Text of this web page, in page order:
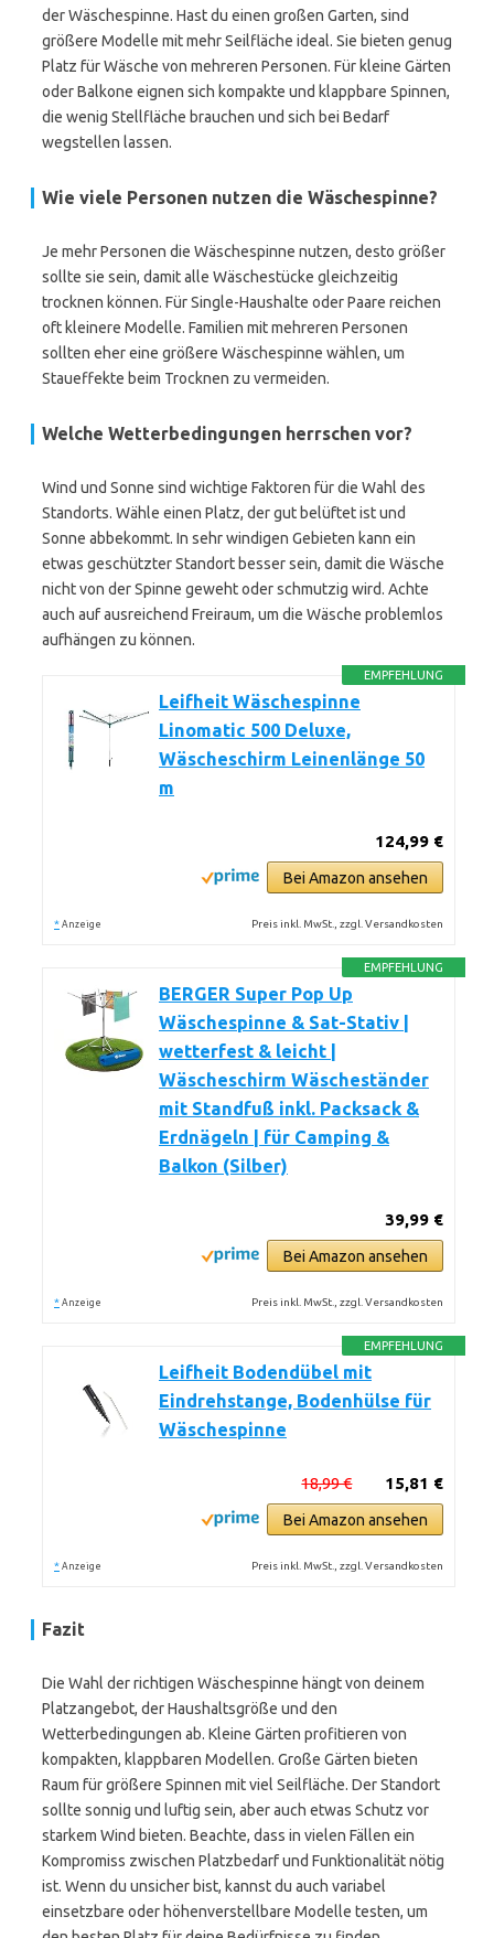
der Wäschespinne. Hast du einen großen Garten, sind
größere Modelle mit mehr Seilfläche ideal. Sie bieten genug
Platz für Wäsche von mehreren Personen. Für kleine Gärten
oder Balkone eignen sich kompakte und klappbare Spinnen,
die wenig Stellfläche brauchen und sich bei Bedarf
wegstellen lassen.
Wie viele Personen nutzen die Wäschespinne?
Je mehr Personen die Wäschespinne nutzen, desto größer
sollte sie sein, damit alle Wäschestücke gleichzeitig
trocknen können. Für Single-Haushalte oder Paare reichen
oft kleinere Modelle. Familien mit mehreren Personen
sollten eher eine größere Wäschespinne wählen, um
Staueffekte beim Trocknen zu vermeiden.
Welche Wetterbedingungen herrschen vor?
Wind und Sonne sind wichtige Faktoren für die Wahl des
Standorts. Wähle einen Platz, der gut belüftet ist und
Sonne abbekommt. In sehr windigen Gebieten kann ein
etwas geschützter Standort besser sein, damit die Wäsche
nicht von der Spinne geweht oder schmutzig wird. Achte
auch auf ausreichend Freiraum, um die Wäsche problemlos
aufhängen zu können.
EMPFEHLUNG
Leifheit Wäschespinne
Linomatic 500 Deluxe,
Wäscheschirm Leinenlänge 50
m
124,99 €
Bei Amazon ansehen
* Anzeige Preis inkl. MwSt., zzgl. Versandkosten
EMPFEHLUNG
BERGER Super Pop Up
Wäschespinne & Sat-Stativ |
wetterfest & leicht |
Wäscheschirm Wäscheständer
mit Standfuß inkl. Packsack &
Erdnägeln | für Camping &
Balkon (Silber)
39,99 €
Bei Amazon ansehen
* Anzeige Preis inkl. MwSt., zzgl. Versandkosten
EMPFEHLUNG
Leifheit Bodendübel mit
Eindrehstange, Bodenhülse für
Wäschespinne
15,81 €
18,99 €
Bei Amazon ansehen
* Anzeige Preis inkl. MwSt., zzgl. Versandkosten
Fazit
Die Wahl der richtigen Wäschespinne hängt von deinem
Platzangebot, der Haushaltsgröße und den
Wetterbedingungen ab. Kleine Gärten profitieren von
kompakten, klappbaren Modellen. Große Gärten bieten
Raum für größere Spinnen mit viel Seilfläche. Der Standort
sollte sonnig und luftig sein, aber auch etwas Schutz vor
starkem Wind bieten. Beachte, dass in vielen Fällen ein
Kompromiss zwischen Platzbedarf und Funktionalität nötig
ist. Wenn du unsicher bist, kannst du auch variabel
einsetzbare oder höhenverstellbare Modelle testen, um